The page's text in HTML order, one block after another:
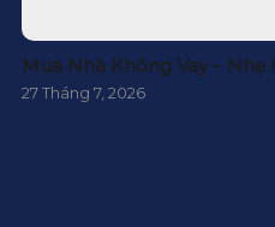
Mua Nhà Không Vay – Nhẹ
27 Tháng 7, 2026